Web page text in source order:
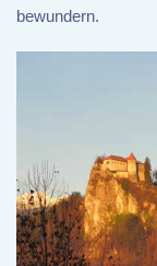
bewundern.